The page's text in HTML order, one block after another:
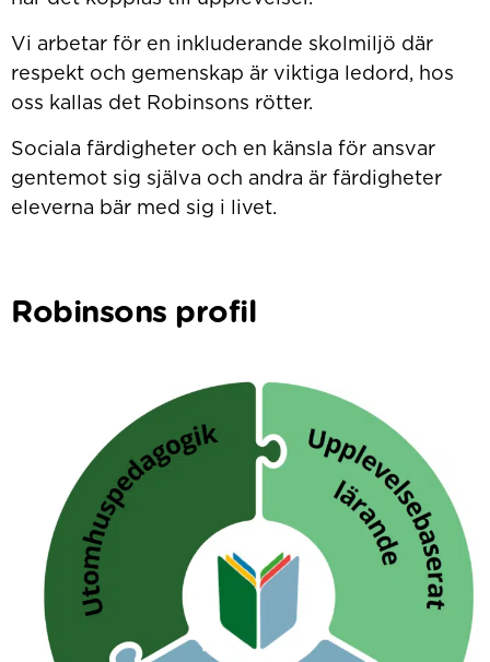
Vi arbetar för en inkluderande skolmiljö där
respekt och gemenskap är viktiga ledord, hos
oss kallas det Robinsons rötter.
Sociala färdigheter och en känsla för ansvar
gentemot sig själva och andra är färdigheter
eleverna bär med sig i livet.
Robinsons profil